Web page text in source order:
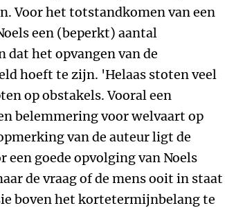
Voor het totstandkomen van een
een (beperkt) aantal
dat het opvangen van de
hoeft te zijn. 'Helaas stoten veel
op obstakels. Vooral een
belemmering voor welvaart op
van de auteur ligt de
goede opvolging van Noels
de vraag of de mens ooit in staat
boven het kortetermijnbelang te